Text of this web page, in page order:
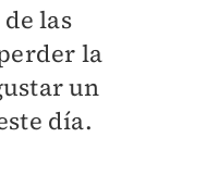
las
la
un
día.